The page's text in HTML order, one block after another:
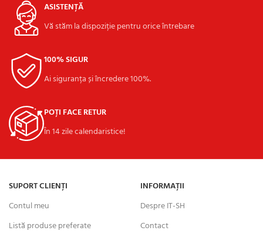
ASISTENȚĂ
Vă stăm la dispoziție pentru orice întrebare
100% SIGUR
Ai siguranța și încredere 100%.
POȚI FACE RETUR
În 14 zile calendaristice!
SUPORT CLIENȚI
Contul meu
Listă produse preferate
INFORMAȚII
Despre IT-SH
Contact